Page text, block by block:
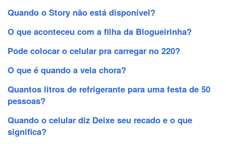
Quando o Story não está disponível?
O que aconteceu com a filha da Blogueirinha?
Pode colocar o celular pra carregar no 220?
O que é quando a vela chora?
Quantos litros de refrigerante para uma festa de 50
pessoas?
Quando o celular diz Deixe seu recado e o que
significa?